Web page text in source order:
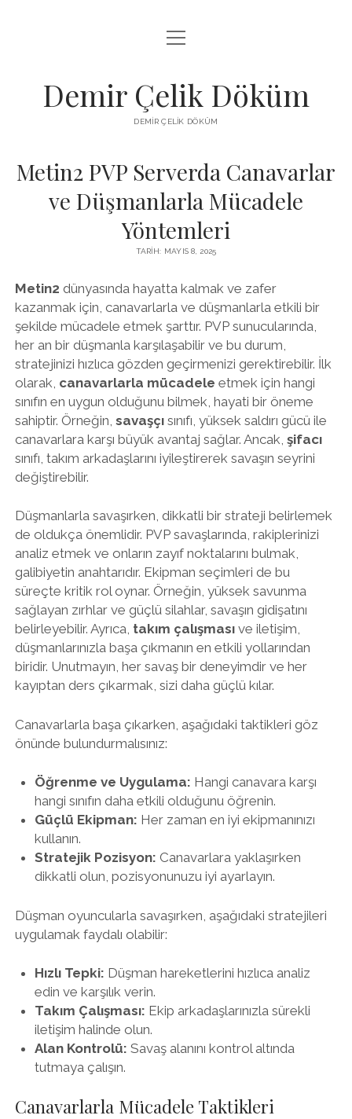
LISTE
ŞIFRESIZ INSTAGRAM BEĞENI KASMA
menüyü
aç
Demir Çelik Döküm
DEMIR ÇELIK DÖKÜM
Metin2 PVP Serverda Canavarlar
ve Düşmanlarla Mücadele
Yöntemleri
TARIH: MAYIS 8, 2025
Metin2 dünyasında hayatta kalmak ve zafer
kazanmak için, canavarlarla ve düşmanlarla etkili bir
şekilde mücadele etmek şarttır. PVP sunucularında,
her an bir düşmanla karşılaşabilir ve bu durum,
stratejinizi hızlıca gözden geçirmenizi gerektirebilir. İlk
olarak, canavarlarla mücadele etmek için hangi
sınıfın en uygun olduğunu bilmek, hayati bir öneme
sahiptir. Örneğin, savaşçısınıfı, yüksek saldırı gücü ile
canavarlara karşı büyük avantaj sağlar. Ancak, şifacı
sınıfı, takım arkadaşlarını iyileştirerek savaşın seyrini
değiştirebilir.
Düşmanlarla savaşırken, dikkatli bir strateji belirlemek
de oldukça önemlidir. PVP savaşlarında, rakiplerinizi
analiz etmek ve onların zayıf noktalarını bulmak,
galibiyetin anahtarıdır. Ekipman seçimleri de bu
süreçte kritik rol oynar. Örneğin, yüksek savunma
sağlayan zırhlar ve güçlü silahlar, savaşın gidişatını
belirleyebilir. Ayrıca, takım çalışmasıve iletişim,
düşmanlarınızla başa çıkmanın en etkili yollarından
biridir. Unutmayın, her savaş bir deneyimdir ve her
kayıptan ders çıkarmak, sizi daha güçlü kılar.
Canavarlarla başa çıkarken, aşağıdaki taktikleri göz
önünde bulundurmalısınız:
Öğrenme ve Uygulama: Hangi canavara karşı
hangi sınıfın daha etkili olduğunu öğrenin.
Güçlü Ekipman: Her zaman en iyi ekipmanınızı
kullanın.
Stratejik Pozisyon: Canavarlara yaklaşırken
dikkatli olun, pozisyonunuzu iyi ayarlayın.
Düşman oyuncularla savaşırken, aşağıdaki stratejileri
uygulamak faydalı olabilir:
Hızlı Tepki: Düşman hareketlerini hızlıca analiz
edin ve karşılık verin.
Takım Çalışması: Ekip arkadaşlarınızla sürekli
iletişim halinde olun.
Alan Kontrolü: Savaş alanını kontrol altında
tutmaya çalışın.
Canavarlarla Mücadele Taktikleri